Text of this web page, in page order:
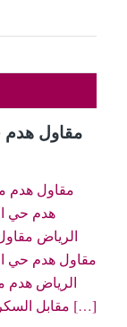
هدم حي
مقاول هدم حي
الرياض هدم
مقابل السكراب قم بهدم المبنى الخاص بك مجانا مقابل […]